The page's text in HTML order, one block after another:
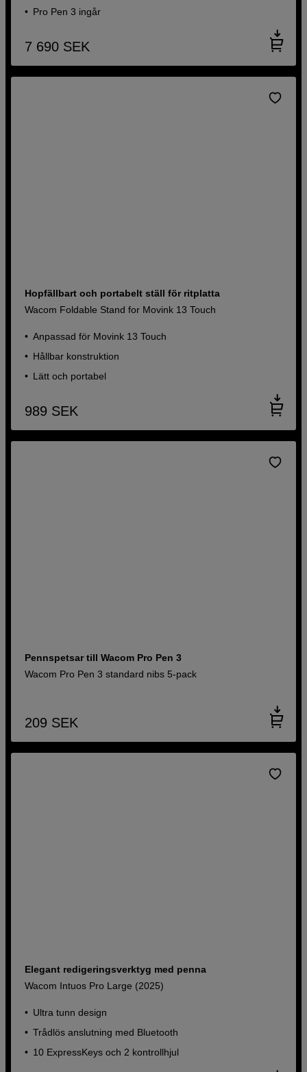
Pro Pen 3 ingår
7 690 SEK
Hopfällbart och portabelt ställ för ritplatta
Wacom Foldable Stand for Movink 13 Touch
Anpassad för Movink 13 Touch
Hållbar konstruktion
Lätt och portabel
989 SEK
Pennspetsar till Wacom Pro Pen 3
Wacom Pro Pen 3 standard nibs 5-pack
209 SEK
Elegant redigeringsverktyg med penna
Wacom Intuos Pro Large (2025)
Ultra tunn design
Trådlös anslutning med Bluetooth
10 ExpressKeys och 2 kontrollhjul